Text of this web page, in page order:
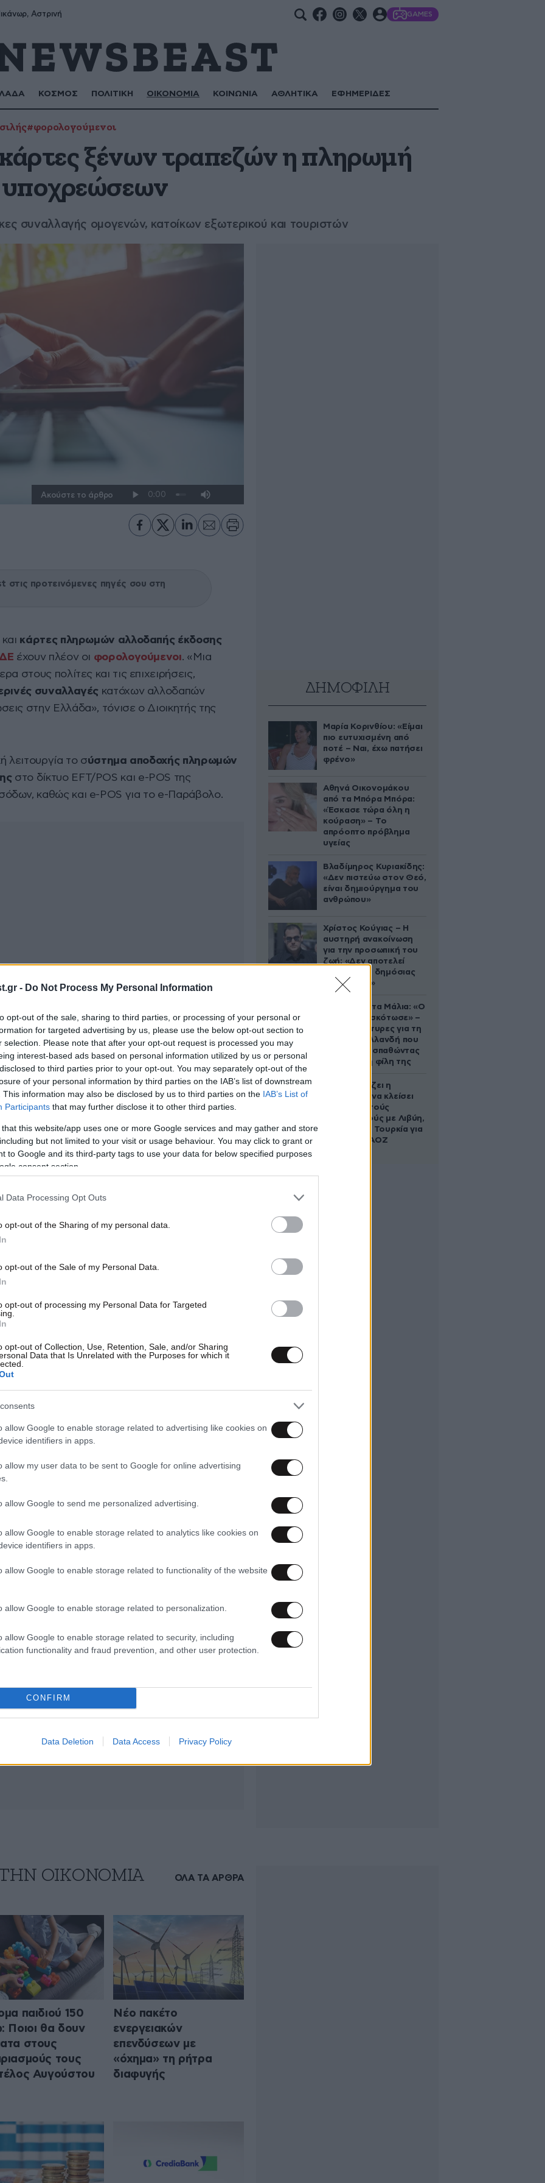
- Do Not Process My Personal Information
opt-out of the sale, sharing to third parties, or processing of your personal or
for targeted advertising by us, please use the below opt-out section to
selection. Please note that after your opt-out request is processed you may
interest-based ads based on personal information utilized by us or personal
to third parties prior to your opt-out. You may separately opt-out of the
of your personal information by third parties on the IAB’s list of downstream
This information may also be disclosed by us to third parties on the IAB’s List of
Participants that may further disclose it to other third parties.
that this website/app uses one or more Google services and may gather and store
but not limited to your visit or usage behaviour. You may click to grant or
to Google and its third-party tags to use your data for below specified purposes
consent section.
Data Processing Opt Outs
opt-out of the Sharing of my personal data.
opt-out of the Sale of my Personal Data.
opt-out of processing my Personal Data for Targeted
opt-out of Collection, Use, Retention, Sale, and/or Sharing
Data that Is Unrelated with the Purposes for which it
allow Google to enable storage related to advertising like cookies on
identifiers in apps.
allow my user data to be sent to Google for online advertising
allow Google to send me personalized advertising.
allow Google to enable storage related to analytics like cookies on
identifiers in apps.
allow Google to enable storage related to functionality of the website
allow Google to enable storage related to personalization.
allow Google to enable storage related to security, including
functionality and fraud prevention, and other user protection.
CONFIRM
Data Deletion Data Access Privacy Policy
Αστρινή GAMES
ΚΟΣΜΟΣ ΠΟΛΙΤΙΚΗ ΟΙΚΟΝΟΜΙΑ ΚΟΙΝΩΝΙΑ ΑΘΛΗΤΙΚΑ ΕΦΗΜΕΡΙΔΕΣ
#φορολογούμενοι
ξένων τραπεζών η πληρωμή
συναλλαγής ομογενών, κατοίκων εξωτερικού και τουριστών
Ακούστε το άρθρο
στις προτεινόμενες πηγές σου στη
κάρτες πληρωμών αλλοδαπής έκδοσης
έχουν πλέον οι φορολογούμενοι. «Μια
στους πολίτες και τις επιχειρήσεις,
συναλλαγές κατόχων αλλοδαπών
στην Ελλάδα», τόνισε ο Διοικητής της
λειτουργία το σύστημα αποδοχής πληρωμών
στο δίκτυο EFT/POS και e-POS της
καθώς και e-POS για το e-Παράβολο.
με την ΑΑΔΕ,αποτελώντας ένα
την εξυπηρέτηση και διευκολύνει
να εκπληρώνουν φορολογικές και λοιπές
ΕΝΦΙΑ, e-Παράβολου, τελών πλοίων
και λοιπών βεβαιωμένων οφειλών, κάνοντας
που φέρουν τα σήματα των διεθνών
στη φοροδιαφυγή εποχικών
ο ενδιάμεσος φόρος
ανοίγουν για έλεγχο – Σαφάρι για την
ΔΗΜΟΦΙΛΗ
Μαρία Κορινθίου: «Είμαι
πιο ευτυχισμένη από
ποτέ – Ναι, έχω πατήσει
φρένο»
Αθηνά Οικονομάκου
από τα Μπόρα Μπόρα:
«Έσκασε τώρα όλη η
κούραση» – Το
απρόοπτο πρόβλημα
υγείας
Βλαδίμηρος Κυριακίδης:
«Δεν πιστεύω στον Θεό,
είναι δημιούργημα του
ανθρώπου»
Χρίστος Κούγιας – Η
αυστηρή ανακοίνωση
για την προσωπική του
ζωή: «Δεν αποτελεί
αντικείμενο δημόσιας
συζήτησης»
Τραγωδία στα Μάλια: «Ο
πανικός τη σκότωσε» –
Τι λένε μάρτυρες για τη
42χρονη Ολλανδή που
πνίγηκε προσπαθώντας
να σώσει τη φίλη της
Πώς σχεδιάζει η
κυβέρνηση να κλείσει
τους ανοιχτούς
λογαριασμούς με Λιβύη,
Αλβανία και Τουρκία για
τη χάραξη ΑΟΖ
ΟΙΚΟΝΟΜΙΑ ΟΛΑ ΤΑ ΑΡΘΡΑ
παιδιού 150
Ποιοι θα δουν
στους
τους
Αυγούστου
Νέο πακέτο
ενεργειακών
επενδύσεων με
«όχημα» τη ρήτρα
διαφυγής